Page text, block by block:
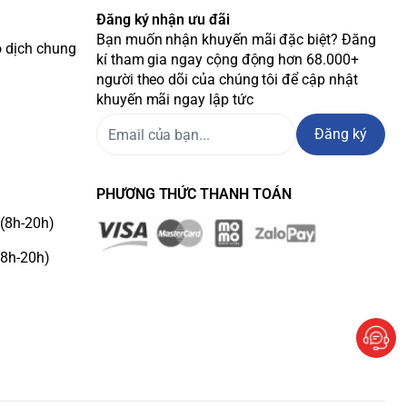
dịch chung
20h)
20h)
Đăng ký nhận ưu đãi
Bạn muốn nhận khuyến mãi đặc biệt? Đăng
kí tham gia ngay cộng động hơn 68.000+
người theo dõi của chúng tôi để cập nhật
khuyến mãi ngay lập tức
Đăng ký
PHƯƠNG THỨC THANH TOÁN